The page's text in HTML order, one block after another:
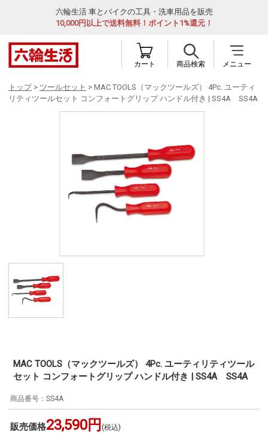
六輪生活 車とバイクの工具・洗車用品を販売
10,000円以上で送料無料！ポイント1%還元！
カート 商品検索 メニュー
トップ> ツールセット > MAC TOOLS（マックツールズ） 4Pc. ユーティ
リティツールセット コンフォートグリップ ハンドル付き | SS4A SS4A
MAC TOOLS（マックツールズ） 4Pc. ユーティリティツール
セット コンフォートグリップ ハンドル付き | SS4A SS4A
SS4A
販売価格23,590円 (税込)